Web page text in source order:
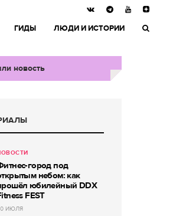
ГИДЫ ЛЮДИ И ИСТОРИИ
новость
город под
небом: как
юбилейный DDX
FEST
ИЮЛЯ